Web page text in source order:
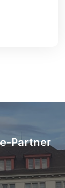
Partner